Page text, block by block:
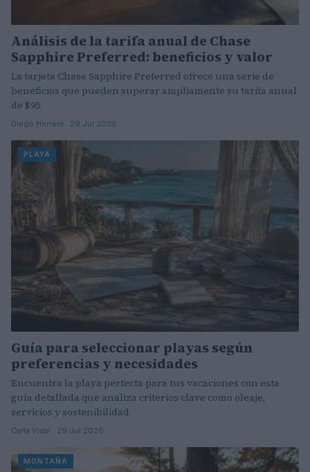
Análisis de la tarifa anual de Chase
Sapphire Preferred: beneficios y valor
La tarjeta Chase Sapphire Preferred ofrece una serie de
beneficios que pueden superar ampliamente su tarifa anual
de $95
Diego Herrera · 29 Jul 2026
PLAYA
Guía para seleccionar playas según
preferencias y necesidades
Encuentra la playa perfecta para tus vacaciones con esta
guía detallada que analiza criterios clave como oleaje,
servicios y sostenibilidad.
Carla Vidal · 29 Jul 2026
MONTAÑA